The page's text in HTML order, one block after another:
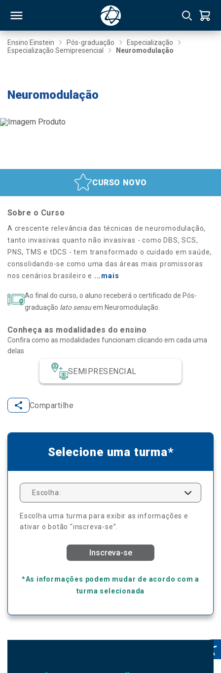
Ensino Einstein Pós-graduação
Especialização
Especialização Semipresencial
Neuromodulação
Neuromodulação
CURSO NOVO
Sobre o Curso
A crescente relevância das técnicas de neuromodulação,
tanto invasivas quanto não invasivas - como DBS, SCS,
PNS, TMS e tDCS - tem transformado o cuidado em saúde,
consolidando-se como uma das áreas mais promissoras
nos cenários brasileiro e ...mais
Ao final do curso, o aluno receberá o certificado de Pós-
graduação lato sensuem Neuromodulação.
Conheça as modalidades do ensino
SEMIPRESENCIAL
Confira como as modalidades funcionam clicando em cada uma
delas
Compartilhe
Selecione uma turma*
Escolha:
Escolha uma turma para exibir as informações e
ativar o botão "inscreva-se”.
Inscreva-se
*As informações podem mudar de acordo com a
turma selecionada